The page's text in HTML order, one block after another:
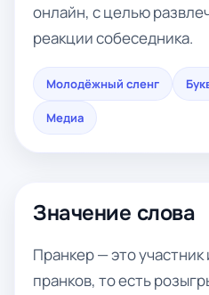
онлайн, с целью
реакции собеседника.
Молодёжный сленг
Медиа
Значение слова
Пранкер — это
пранков, то есть